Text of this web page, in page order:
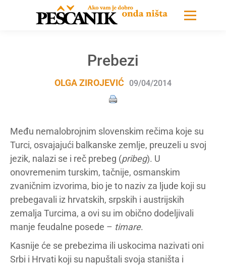
Prebezi
OLGA ZIROJEVIĆ 09/04/2014
Među nemalobrojnim slovenskim rečima koje su
Turci, osvajajući balkanske zemlje, preuzeli u svoj
jezik, nalazi se i reč prebeg (pribeg). U
onovremenim turskim, tačnije, osmanskim
zvaničnim izvorima, bio je to naziv za ljude koji su
prebegavali iz hrvatskih, srpskih i austrijskih
zemalja Turcima, a ovi su im obično dodeljivali
manje feudalne posede – timare.
Kasnije će se prebezima ili uskocima nazivati oni
Srbi i Hrvati koji su napuštali svoja staništa i